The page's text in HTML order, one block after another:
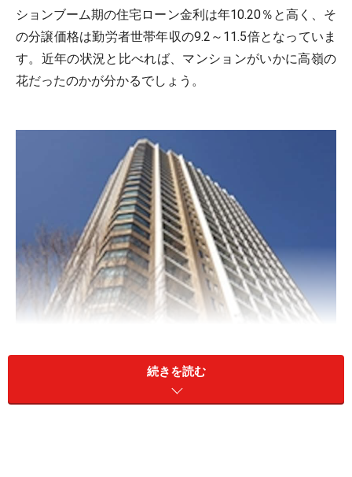
ションブーム期の住宅ローン金利は年10.20％と高く、そ
の分譲価格は勤労者世帯年収の9.2～11.5倍となっていま
す。近年の状況と比べれば、マンションがいかに高嶺の
花だったのかが分かるでしょう。
昔と比べれば、いまのマンションは庶民的!?
続きを読む